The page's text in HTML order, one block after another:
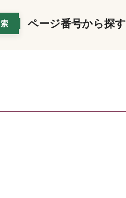
ページ番号から探す